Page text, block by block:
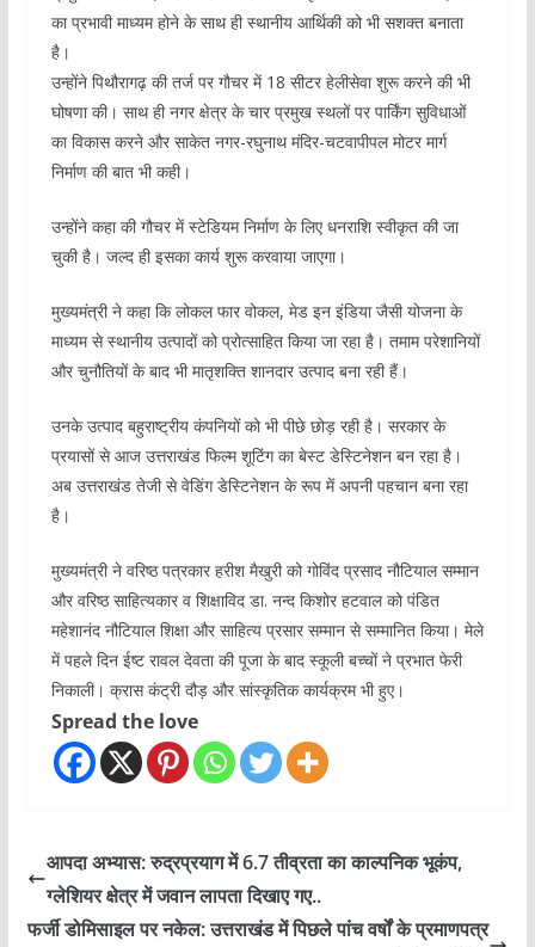
का प्रभावी माध्यम होने के साथ ही स्थानीय आर्थिकी को भी सशक्त बनाता
है।
उन्होंने पिथौरागढ़ की तर्ज पर गौचर में 18 सीटर हेलीसेवा शुरू करने की भी
घोषणा की। साथ ही नगर क्षेत्र के चार प्रमुख स्थलों पर पार्किंग सुविधाओं
का विकास करने और साकेत नगर-रघुनाथ मंदिर-चटवापीपल मोटर मार्ग
निर्माण की बात भी कही।
उन्होंने कहा की गौचर में स्टेडियम निर्माण के लिए धनराशि स्वीकृत की जा
चुकी है। जल्द ही इसका कार्य शुरू करवाया जाएगा।
मुख्यमंत्री ने कहा कि लोकल फार वोकल, मेड इन इंडिया जैसी योजना के
माध्यम से स्थानीय उत्पादों को प्रोत्साहित किया जा रहा है। तमाम परेशानियों
और चुनौतियों के बाद भी मातृशक्ति शानदार उत्पाद बना रही हैं।
उनके उत्पाद बहुराष्ट्रीय कंपनियों को भी पीछे छोड़ रही है। सरकार के
प्रयासों से आज उत्तराखंड फिल्म शूटिंग का बेस्ट डेस्टिनेशन बन रहा है।
अब उत्तराखंड तेजी से वेडिंग डेस्टिनेशन के रूप में अपनी पहचान बना रहा
है।
मुख्यमंत्री ने वरिष्ठ पत्रकार हरीश मैखुरी को गोविंद प्रसाद नौटियाल सम्मान
और वरिष्ठ साहित्यकार व शिक्षाविद डा. नन्द किशोर हटवाल को पंडित
महेशानंद नौटियाल शिक्षा और साहित्य प्रसार सम्मान से सम्मानित किया। मेले
में पहले दिन ईष्ट रावल देवता की पूजा के बाद स्कूली बच्चों ने प्रभात फेरी
निकाली। क्रास कंट्री दौड़ और सांस्कृतिक कार्यक्रम भी हुए।
Spread the love
आपदा अभ्यास: रुद्रप्रयाग में 6.7 तीव्रता का काल्पनिक भूकंप,
ग्लेशियर क्षेत्र में जवान लापता दिखाए गए..
फर्जी डोमिसाइल पर नकेल: उत्तराखंड में पिछले पांच वर्षों के प्रमाणपत्र